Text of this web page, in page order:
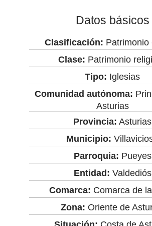
Datos básicos
Clasificación: Patrimonio
Clase: Patrimonio
Tipo: Iglesias
Comunidad autónoma:
Asturias
Provincia: Asturias
Municipio:
Parroquia: Pueyes
Entidad: Valdediós
Comarca: Comarca de
Zona: Oriente de